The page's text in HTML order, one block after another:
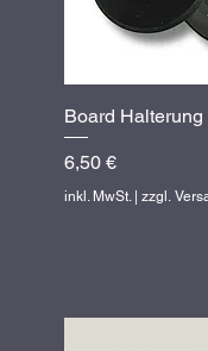
Board
Preis
6,50 €
inkl. MwSt.|zzgl.